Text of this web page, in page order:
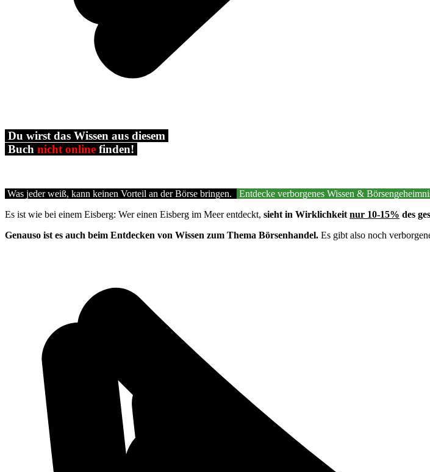
Du wirst das Wissen aus diesem
Buch nicht online finden!
Was jeder weiß, kann keinen Vorteil an der Börse bringen.
Entdecke verborgenes Wissen &
Es ist wie bei einem Eisberg: Wer einen Eisberg im Meer entdeckt, sieht in Wirklichkeit nur 10-15% des
Genauso ist es auch beim Entdecken von Wissen zum Thema Börsenhandel. Es gibt also noch